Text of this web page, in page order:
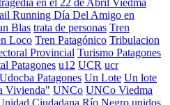
en el 22 de Abril Viedma
Running Día Del Amigo en
Blas trata de personas Tren
Loco Tren Patagónico Tribulacion
Provincial Turismo Patagones
Patagones u12 UCR ucr
Udocba Patagones Un Lote Un lote
Vivienda" UNCo UNCo Viedma
Ciudadana Río Negro unidos